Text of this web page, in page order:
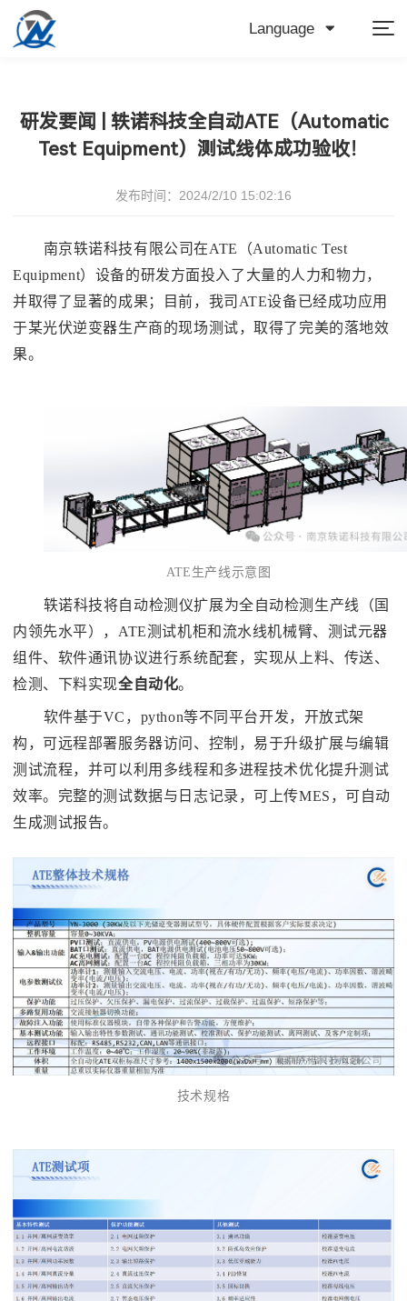
Language
研发要闻 | 轶诺科技全自动ATE（Automatic
Test Equipment）测试线体成功验收！
发布时间：2024/2/10 15:02:16
南京轶诺科技有限公司在ATE（Automatic Test
Equipment）设备的研发方面投入了大量的人力和物力，
并取得了显著的成果；目前，我司ATE设备已经成功应用
于某光伏逆变器生产商的现场测试，取得了完美的落地效
果。
ATE生产线示意图
轶诺科技将自动检测仪扩展为全自动检测生产线（国
内领先水平），ATE测试机柜和流水线机械臂、测试元器
组件、软件通讯协议进行系统配套，实现从上料、传送、
检测、下料实现全自动化。
软件基于VC，python等不同平台开发，开放式架
构，可远程部署服务器访问、控制，易于升级扩展与编辑
测试流程，并可以利用多线程和多进程技术优化提升测试
效率。完整的测试数据与日志记录，可上传MES，可自动
生成测试报告。
技术规格